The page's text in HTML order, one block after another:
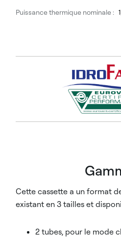
Puissance thermique nominale :
Cette cassette a un format
existant en 3 tailles et
2 tubes, pour le mode